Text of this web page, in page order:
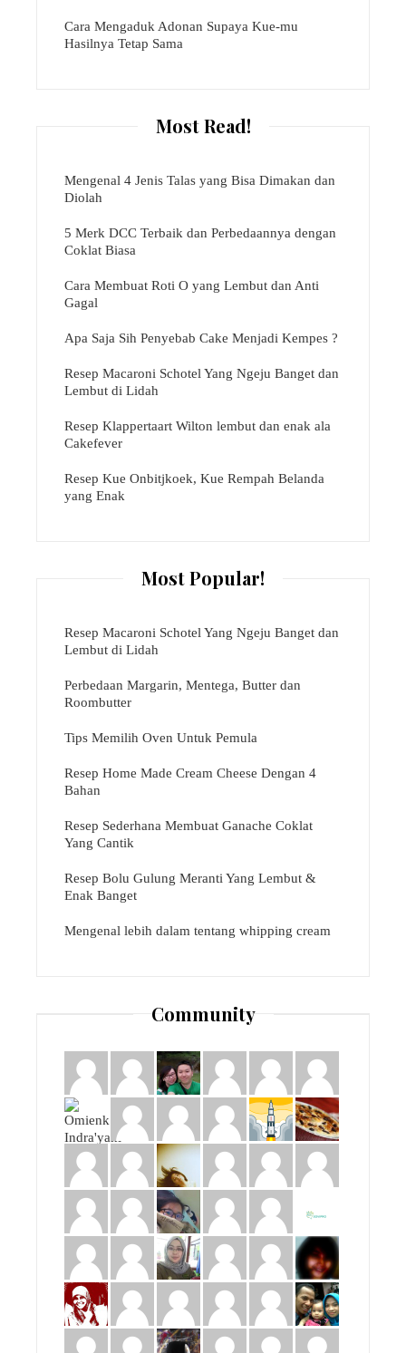
Cara Mengaduk Adonan Supaya Kue-mu
Hasilnya Tetap Sama
Most Read!
Mengenal 4 Jenis Talas yang Bisa Dimakan dan
Diolah
5 Merk DCC Terbaik dan Perbedaannya dengan
Coklat Biasa
Cara Membuat Roti O yang Lembut dan Anti
Gagal
Apa Saja Sih Penyebab Cake Menjadi Kempes ?
Resep Macaroni Schotel Yang Ngeju Banget dan
Lembut di Lidah
Resep Klappertaart Wilton lembut dan enak ala
Cakefever
Resep Kue Onbitjkoek, Kue Rempah Belanda
yang Enak
Most Popular!
Resep Macaroni Schotel Yang Ngeju Banget dan
Lembut di Lidah
Perbedaan Margarin, Mentega, Butter dan
Roombutter
Tips Memilih Oven Untuk Pemula
Resep Home Made Cream Cheese Dengan 4
Bahan
Resep Sederhana Membuat Ganache Coklat
Yang Cantik
Resep Bolu Gulung Meranti Yang Lembut &
Enak Banget
Mengenal lebih dalam tentang whipping cream
Community